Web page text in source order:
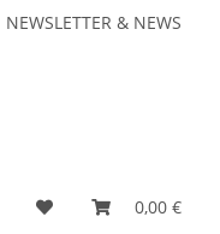
NEWSLETTER & NEWS
0,00 €